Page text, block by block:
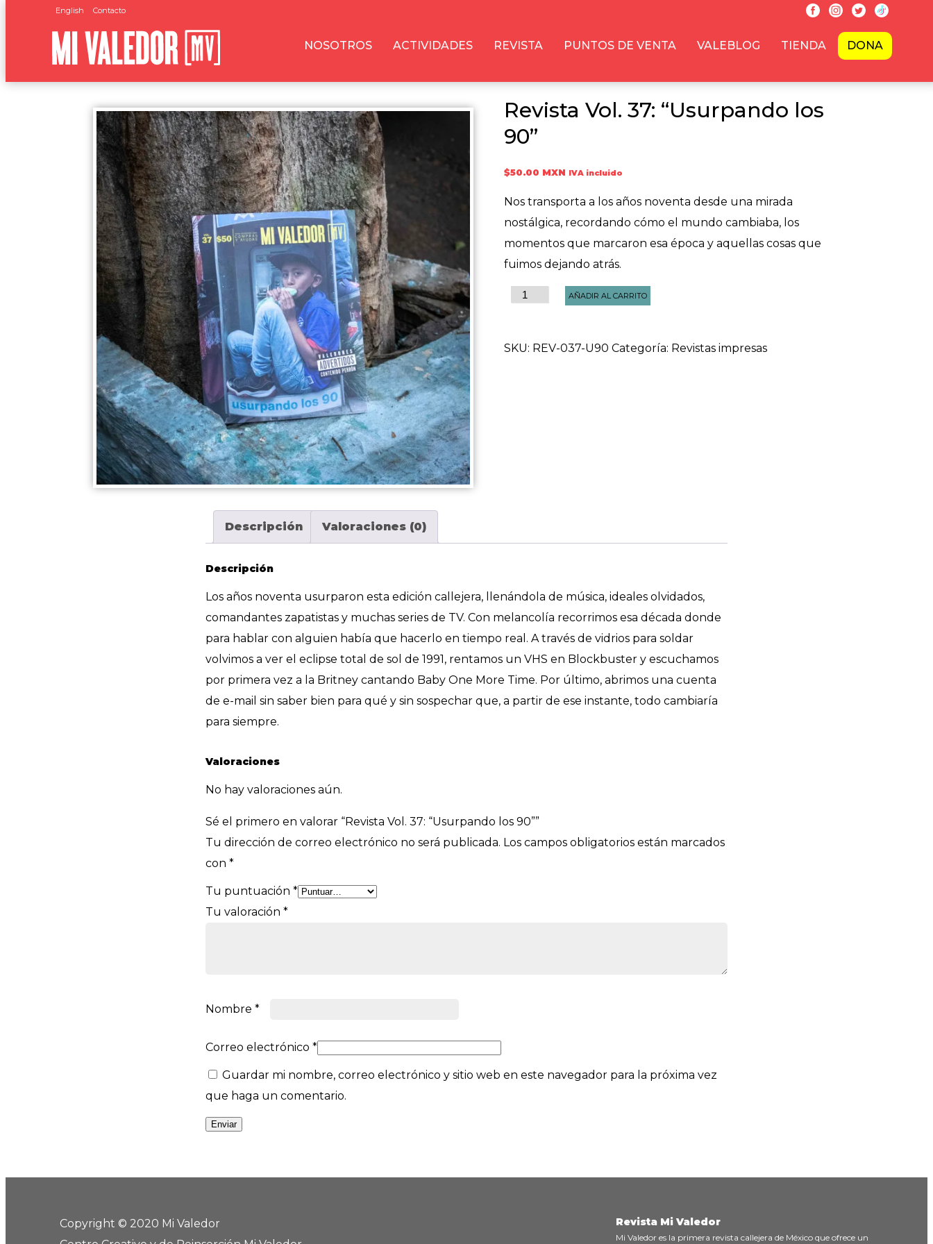
English Contacto
NOSOTROS ACTIVIDADES REVISTA PUNTOS DE VENTA VALEBLOG TIENDA DONA
Revista Vol. 37: “Usurpando los
90”
$50.00 MXN IVA incluido
Nos transporta a los años noventa desde una mirada
nostálgica, recordando cómo el mundo cambiaba, los
momentos que marcaron esa época y aquellas cosas que
fuimos dejando atrás.
Revista
AÑADIR AL CARRITO
SKU: REV-037-U90 Categoría: Revistas impresas
Descripción Valoraciones (0)
Descripción
Los años noventa usurparon esta edición callejera, llenándola de música, ideales olvidados,
comandantes zapatistas y muchas series de TV. Con melancolía recorrimos esa década donde
para hablar con alguien había que hacerlo en tiempo real. A través de vidrios para soldar
volvimos a ver el eclipse total de sol de 1991, rentamos un VHS en Blockbuster y escuchamos
por primera vez a la Britney cantando Baby One More Time. Por último, abrimos una cuenta
de e-mail sin saber bien para qué y sin sospechar que, a partir de ese instante, todo cambiaría
para siempre.
Valoraciones
No hay valoraciones aún.
Sé el primero en valorar “Revista Vol. 37: “Usurpando los 90””
Tu dirección de correo electrónico no será publicada. Los campos obligatorios están marcados
con *
Tu puntuación *
Tu valoración *
Nombre *
Correo electrónico *
Guardar mi nombre, correo electrónico y sitio web en este navegador para la próxima vez
que haga un comentario.
Copyright © 2020 Mi Valedor
Revista Mi Valedor
Mi Valedor es la primera revista callejera de México que ofrece un